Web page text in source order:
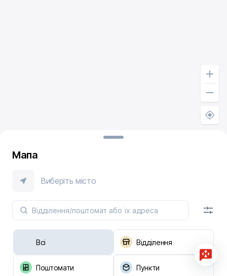
Мапа
Виберіть місто
Всі Відділення
Поштомати Пункти